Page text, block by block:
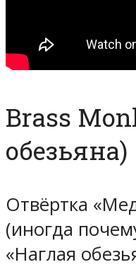
Brass
обезьяна)
Отвёртка
(иногда
«Наглая